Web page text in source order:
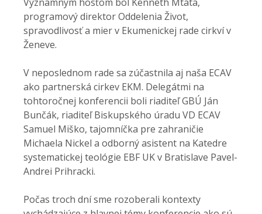
programový direktor Oddelenia Život,
spravodlivosť a mier v Ekumenickej rade cirkví v
Ženeve.
V neposlednom rade sa zúčastnila aj naša ECAV
ako partnerská cirkev EKM. Delegátmi na
tohtoročnej konferencii boli riaditeľ GBÚ Ján
Bunčák, riaditeľ Biskupského úradu VD ECAV
Samuel Miško, tajomníčka pre zahraničie
Michaela Nickel a odborný asistent na Katedre
systematickej teológie EBF UK v Bratislave Pavel-
Andrei Prihracki.
Počas troch dní sme rozoberali kontexty